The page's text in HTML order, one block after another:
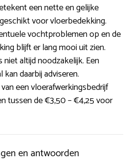
een nette en gelijke
voor vloerbedekking.
vochtproblemen op en de
blijft er lang mooi uit zien.
niet altijd noodzakelijk. Een
daarbij adviseren.
een vloerafwerkingsbedrijf
tussen de €3,50 – €4,25 voor
en antwoorden